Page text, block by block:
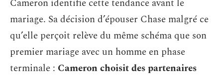
Cameron identifie cette tendance avant le
mariage. Sa décision d’épouser Chase malgré ce
qu’elle perçoit relève du même schéma que son
premier mariage avec un homme en phase
terminale : Cameron choisit des partenaires